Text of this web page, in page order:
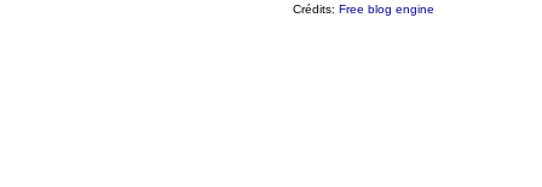
Crédits: Free blog engine